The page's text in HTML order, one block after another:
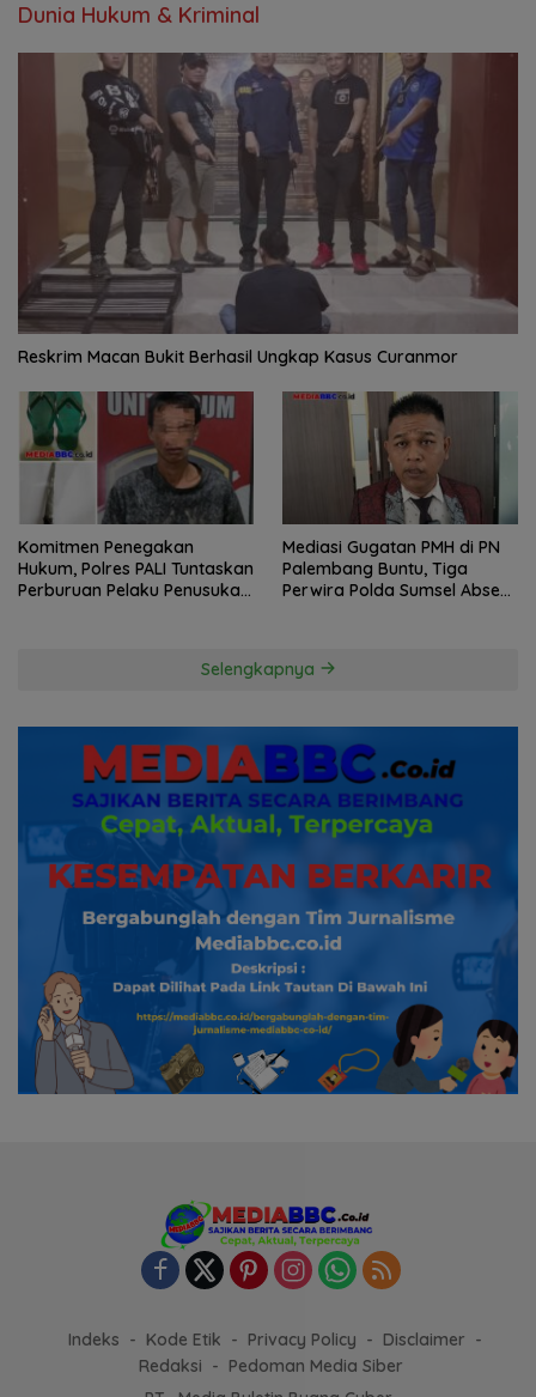
Dunia Hukum & Kriminal
Reskrim Macan Bukit Berhasil Ungkap Kasus Curanmor
Komitmen Penegakan
Hukum, Polres PALI Tuntaskan
Perburuan Pelaku Penusukan
Mediasi Gugatan PMH di PN
Palembang Buntu, Tiga
Perwira Polda Sumsel Absen,
Selengkapnya
Indeks Kode Etik Privacy Policy
Disclaimer
Redaksi
Pedoman Media Siber